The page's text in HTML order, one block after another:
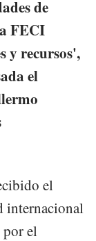
de
FECI
y recursos',
el
el
internacional
por el